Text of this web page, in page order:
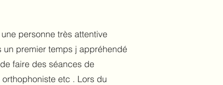
personne très attentive
premier temps j appréhendé
faire des séances de
etc . Lors du